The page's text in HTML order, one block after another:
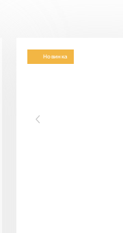
Новинка